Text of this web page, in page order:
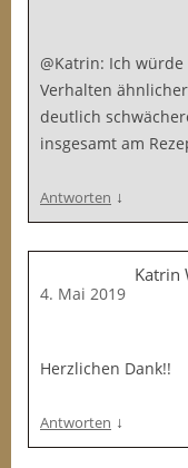
@Katrin: Ich
Verhalten
deutlich
insgesamt am
Antworten ↓
Katrin
4. Mai 2019
Herzlichen Dank!!
Antworten ↓